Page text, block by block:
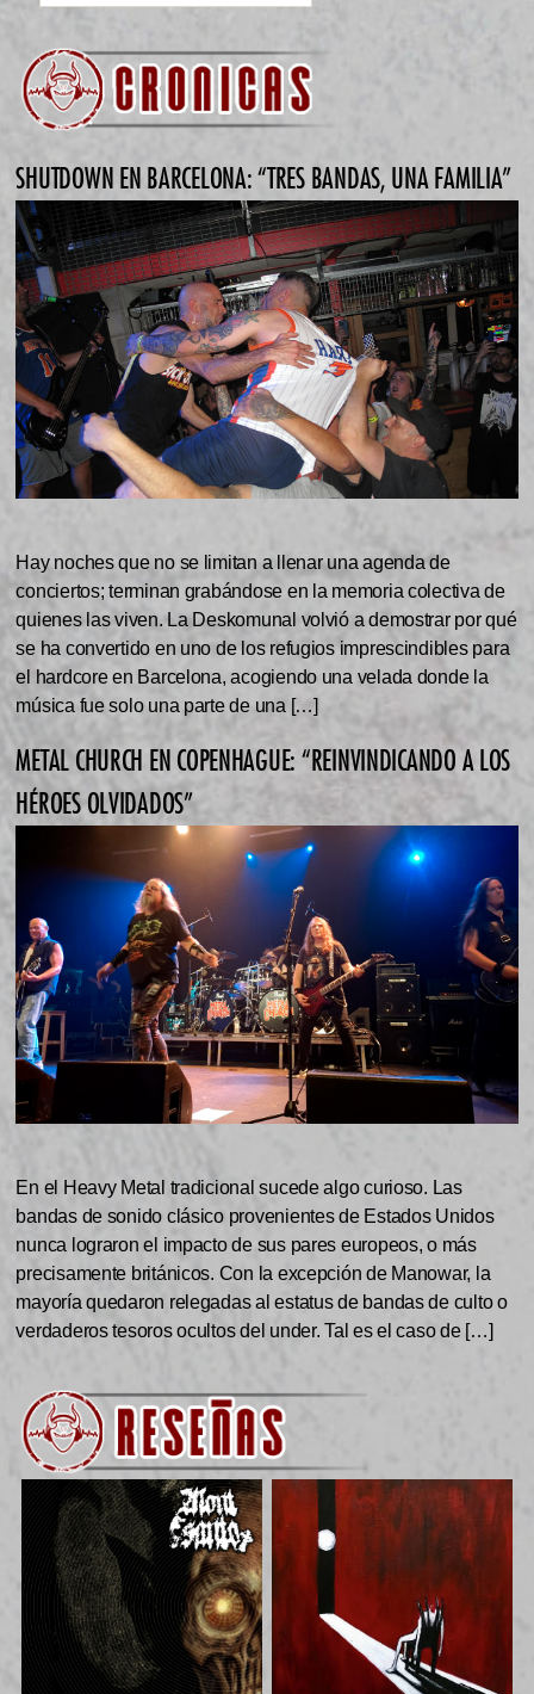
SHUTDOWN EN BARCELONA: “TRES BANDAS, UNA FAMILIA”
Hay noches que no se limitan a llenar una agenda de
conciertos; terminan grabándose en la memoria colectiva de
quienes las viven. La Deskomunal volvió a demostrar por qué
se ha convertido en uno de los refugios imprescindibles para
el hardcore en Barcelona, acogiendo una velada donde la
música fue solo una parte de una […]
METAL CHURCH EN COPENHAGUE: “REINVINDICANDO A LOS
HÉROES OLVIDADOS”
En el Heavy Metal tradicional sucede algo curioso. Las
bandas de sonido clásico provenientes de Estados Unidos
nunca lograron el impacto de sus pares europeos, o más
precisamente británicos. Con la excepción de Manowar, la
mayoría quedaron relegadas al estatus de bandas de culto o
verdaderos tesoros ocultos del under. Tal es el caso de […]